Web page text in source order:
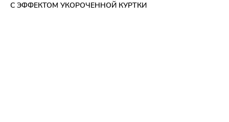
С ЭФФЕКТОМ УКОРОЧЕННОЙ КУРТКИ